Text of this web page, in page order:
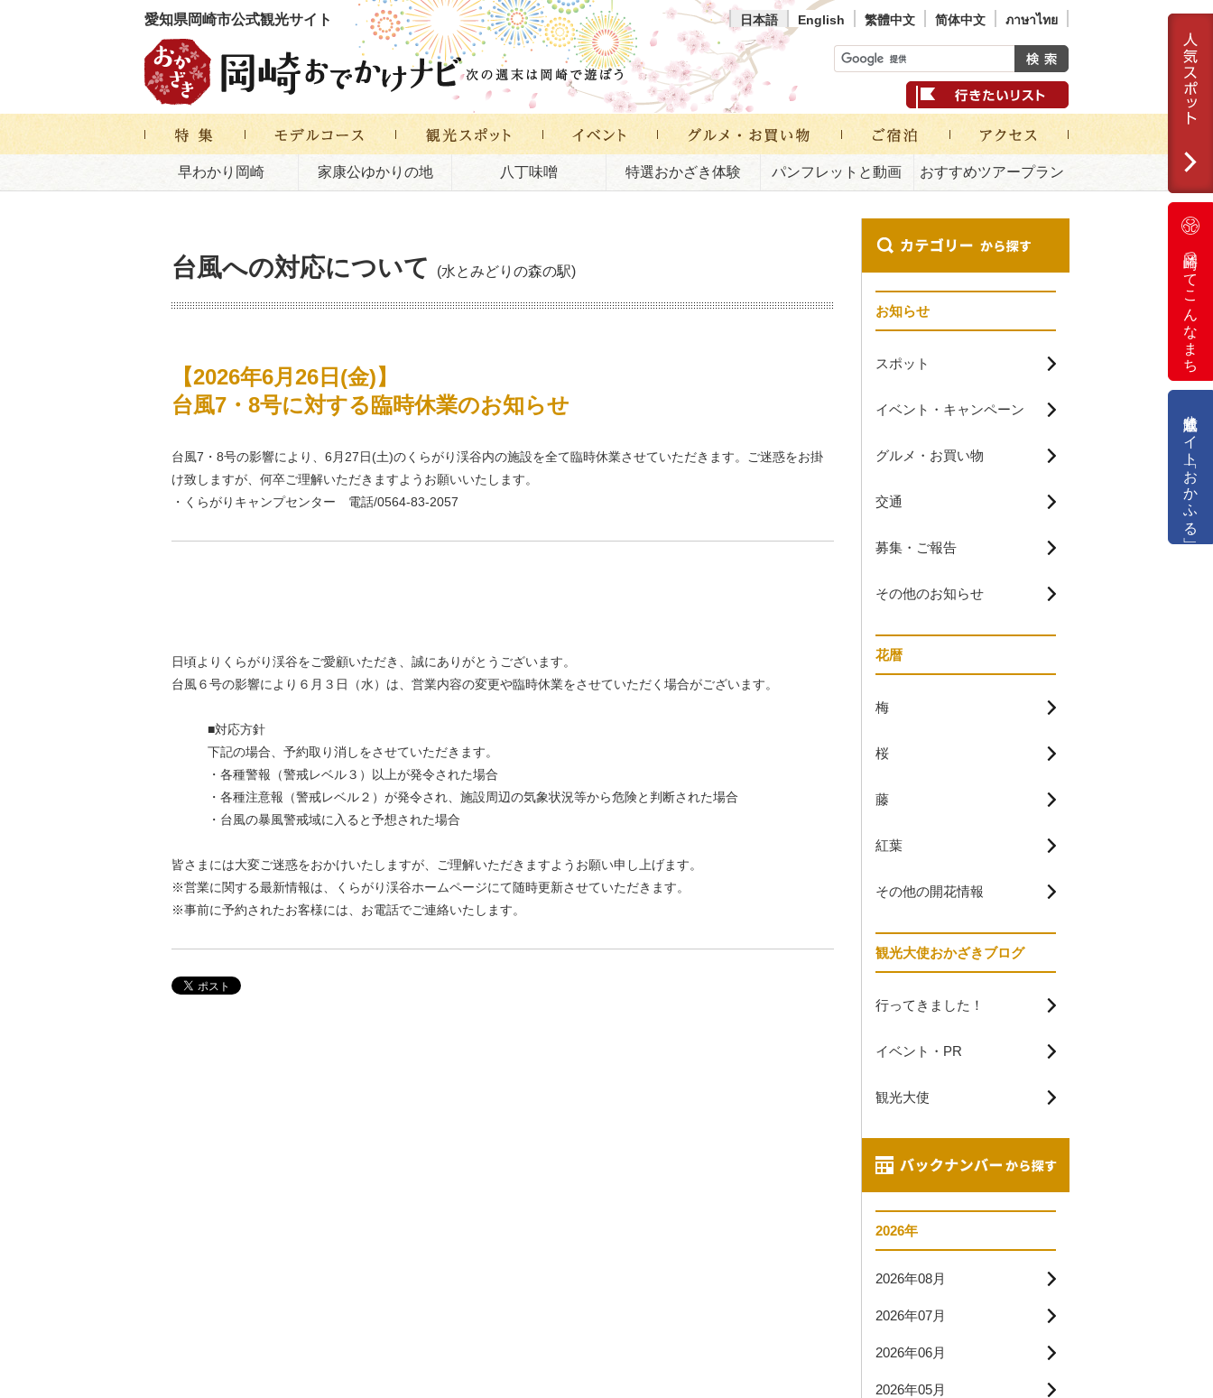
愛知県岡崎市公式観光サイト 日本語 English 繁體中文 简体中文 ภาษาไทย
早わかり岡崎 家康公ゆかりの地 八丁味噌 特選おかざき体験 パンフレットと動画 おすすめツアープラン
岡崎ってこんなまち
公式通販サイト「おかふる」
台風への対応について (水とみどりの森の駅)
【2026年6月26日(金)】
台風7・8号に対する臨時休業のお知らせ
台風7・8号の影響により、6月27日(土)のくらがり渓谷内の施設を全て臨時休業させていただきます。ご迷惑をお掛
け致しますが、何卒ご理解いただきますようお願いいたします。
・くらがりキャンプセンター 電話/0564-83-2057
日頃よりくらがり渓谷をご愛顧いただき、誠にありがとうございます。
台風６号の影響により６月３日（水）は、営業内容の変更や臨時休業をさせていただく場合がございます。
■対応方針
下記の場合、予約取り消しをさせていただきます。
・各種警報（警戒レベル３）以上が発令された場合
・各種注意報（警戒レベル２）が発令され、施設周辺の気象状況等から危険と判断された場合
・台風の暴風警戒域に入ると予想された場合
皆さまには大変ご迷惑をおかけいたしますが、ご理解いただきますようお願い申し上げます。
※営業に関する最新情報は、くらがり渓谷ホームページにて随時更新させていただきます。
※事前に予約されたお客様には、お電話でご連絡いたします。
お知らせ
スポット
イベント・キャンペーン
グルメ・お買い物
交通
募集・ご報告
その他のお知らせ
花暦
梅
桜
藤
紅葉
その他の開花情報
観光大使おかざきブログ
行ってきました！
イベント・PR
観光大使
2026年
2026年08月
2026年07月
2026年06月
2026年05月